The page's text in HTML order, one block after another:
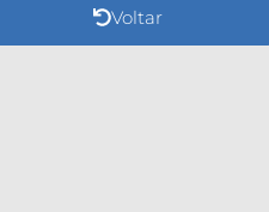
Voltar